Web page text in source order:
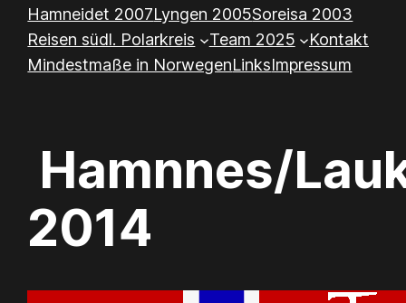
Hamneidet 2007Lyngen 2005Soreisa 2003
Reisen südl. Polarkreis
Team 2025
Kontakt
Mindestmaße in NorwegenLinksImpressum
Hamnnes/
2014